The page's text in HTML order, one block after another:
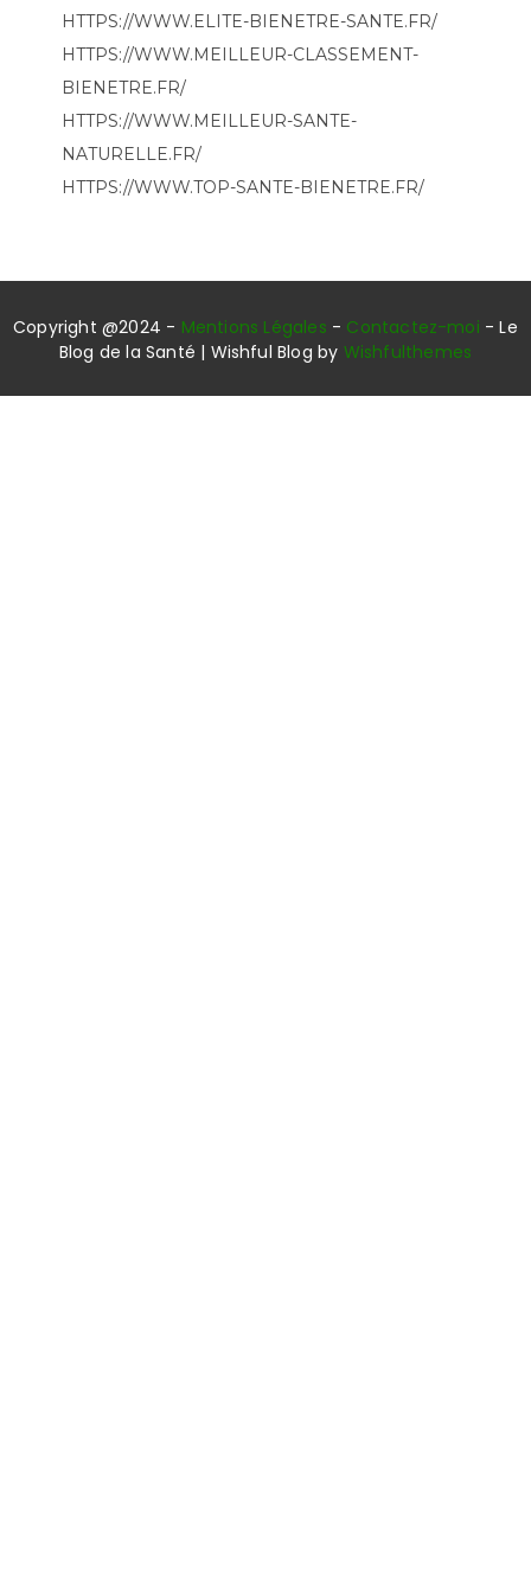
HTTPS://WWW.ELITE-BIENETRE-SANTE.FR/
HTTPS://WWW.MEILLEUR-CLASSEMENT-
BIENETRE.FR/
HTTPS://WWW.MEILLEUR-SANTE-
NATURELLE.FR/
HTTPS://WWW.TOP-SANTE-BIENETRE.FR/
Copyright @2024 - Mentions Légales - Contactez-moi - Le
Blog de la Santé | Wishful Blog by Wishfulthemes